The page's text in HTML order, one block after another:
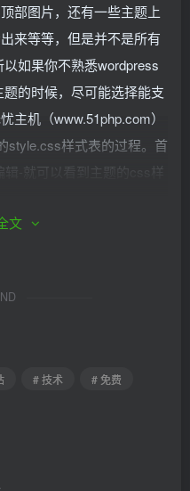
部图片，还有一些主题上
来等等，但是并不是所有
如果你不熟悉wordpress
的时候，尽可能选择能支
主机（www.51php.com）
style.css样式表的过程。首
-就可以看到主题的css样
文
文
# 技术
# 免费